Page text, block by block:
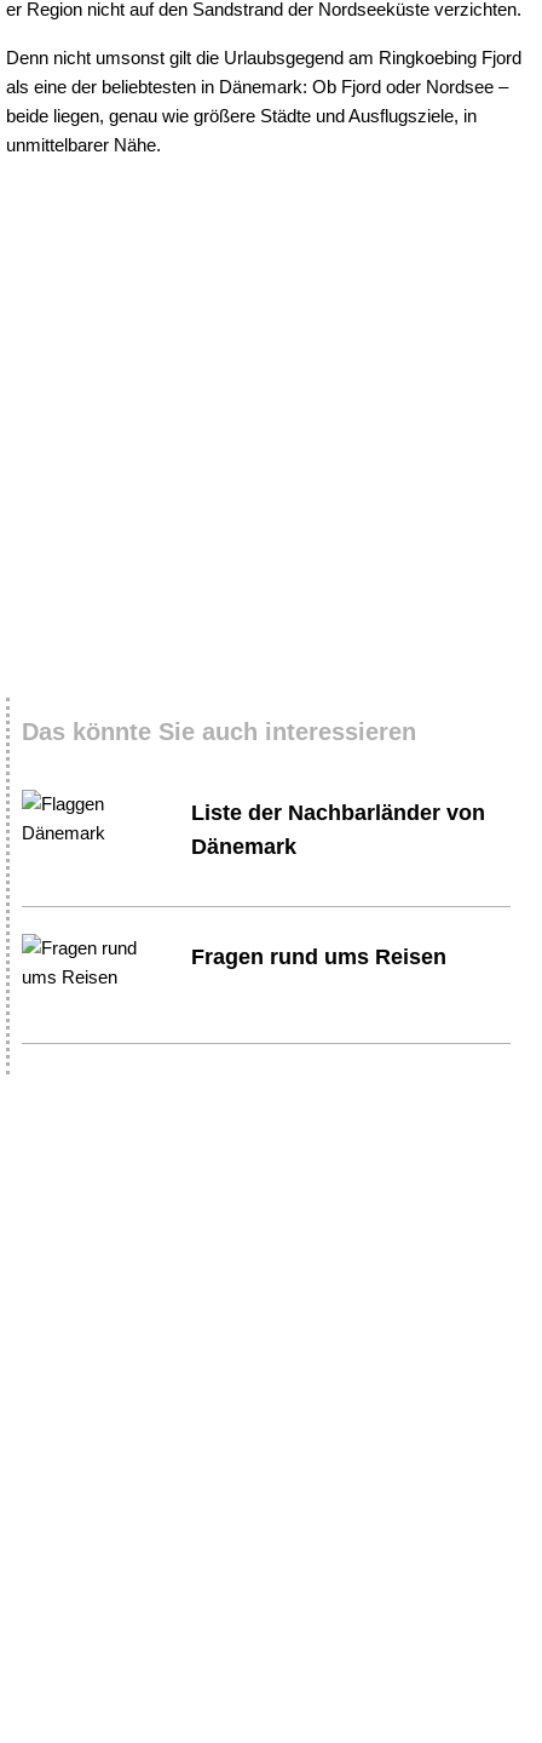
er Region nicht auf den Sandstrand der Nordseeküste verzichten.
Denn nicht umsonst gilt die Urlaubsgegend am Ringkoebing Fjord
als eine der beliebtesten in Dänemark: Ob Fjord oder Nordsee –
beide liegen, genau wie größere Städte und Ausflugsziele, in
unmittelbarer Nähe.
Das könnte Sie auch interessieren
Liste der Nachbarländer von
Dänemark
Fragen rund ums Reisen